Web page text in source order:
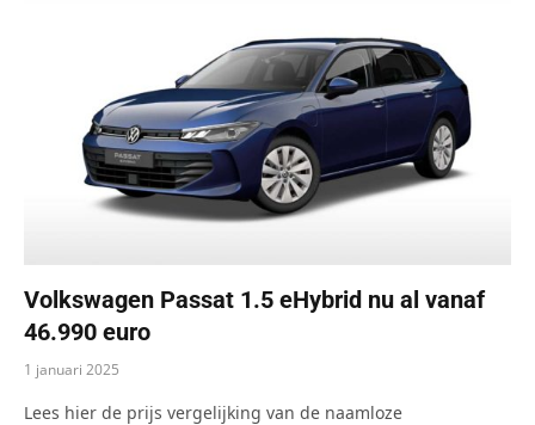
Volkswagen Passat 1.5 eHybrid nu al vanaf
46.990 euro
1 januari 2025
Lees hier de prijs vergelijking van de naamloze